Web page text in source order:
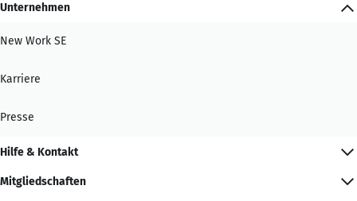
Unternehmen
New Work SE
Karriere
Presse
Hilfe & Kontakt
Mitgliedschaften